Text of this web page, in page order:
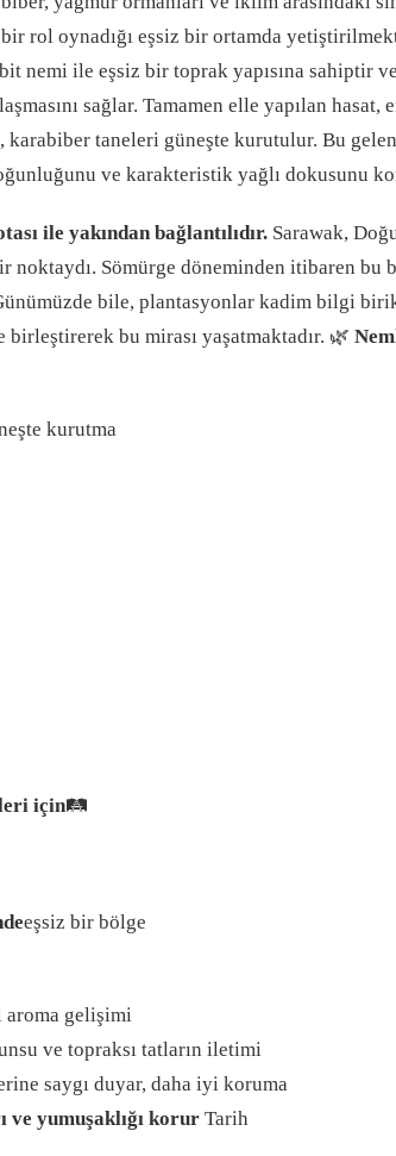
rol oynadığı eşsiz bir ortamda
nemi ile eşsiz bir toprak yapısına sahiptir
sağlar. Tamamen elle yapılan hasat,
taneleri güneşte kurutulur. Bu
ve karakteristik yağlı dokusunu
ile yakından bağlantılıdır. Sarawak,
noktaydı. Sömürge döneminden itibaren bu
bile, plantasyonlar kadim bilgi
bu mirası yaşatmaktadır. 🌿
kurutma
için🛤️
eşsiz bir bölge
aroma gelişimi
ve topraksı tatların iletimi
saygı duyar, daha iyi koruma
ve yumuşaklığı korur Tarih